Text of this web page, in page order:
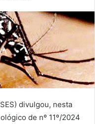
divulgou, nesta
de nº 11º/2024